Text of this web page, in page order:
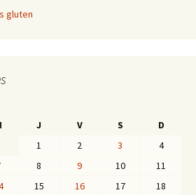
gluten
J V S
D
1
2 3
4
8 9 10
11
15 16 17 18